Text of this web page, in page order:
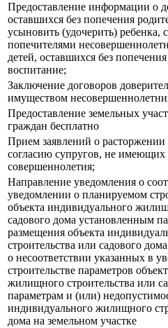
Предоставление информации о
оставшихся без попечения
усыновить (удочерить) ребенка,
попечителями
детей, оставшихся без
воспитание;
Заключение договоров
имуществом
Предоставление земельных
граждан бесплатно
Прием заявлений о
согласию супругов, не
совершеннолетия;
Направление уведомления о
уведомлении о планируемом
объекта индивидуального
садового дома установленным
размещения объекта
строительства или садового
о несоответствии указанных в
строительстве параметров
жилищного строительства или
параметрам и (или)
индивидуального жилищного
дома на земельном участке